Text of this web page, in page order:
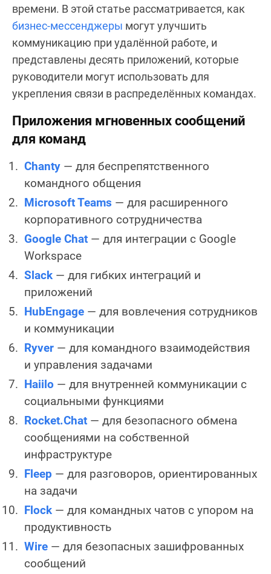
времени. В этой статье рассматривается, как
бизнес-мессенджеры могут улучшить
коммуникацию при удалённой работе, и
представлены десять приложений, которые
руководители могут использовать для
укрепления связи в распределённых командах.
Приложения мгновенных сообщений
для команд
Chanty — для беспрепятственного
командного общения
Microsoft Teams — для расширенного
корпоративного сотрудничества
Google Chat — для интеграции с Google
Workspace
Slack — для гибких интеграций и
приложений
HubEngage — для вовлечения сотрудников
и коммуникации
Ryver — для командного взаимодействия
и управления задачами
Haiilo — для внутренней коммуникации с
социальными функциями
Rocket.Chat — для безопасного обмена
сообщениями на собственной
инфраструктуре
Fleep — для разговоров, ориентированных
на задачи
Flock — для командных чатов с упором на
продуктивность
Wire — для безопасных зашифрованных
сообщений